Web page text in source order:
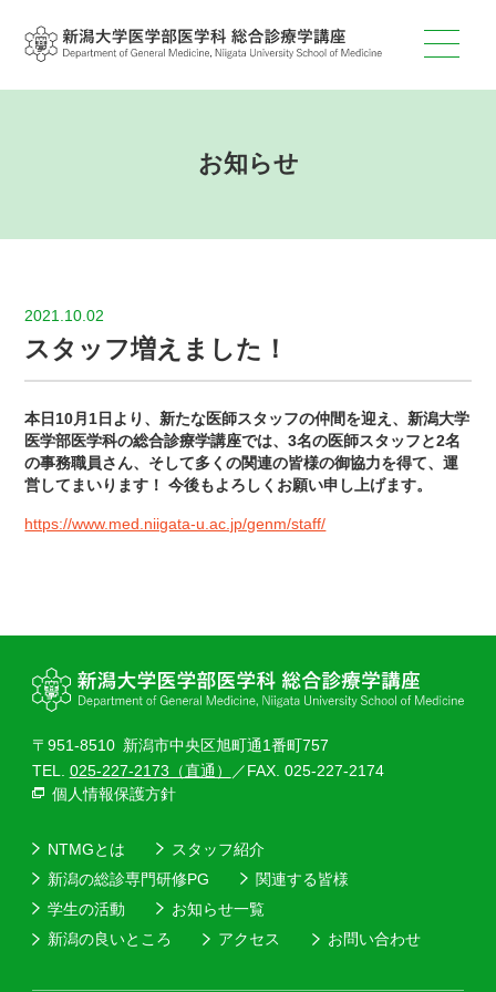
お知らせ
2021.10.02
スタッフ増えました！
本日10月1日より、新たな医師スタッフの仲間を迎え、新潟大学
医学部医学科の総合診療学講座では、3名の医師スタッフと2名
の事務職員さん、そして多くの関連の皆様の御協力を得て、運
営してまいります！ 今後もよろしくお願い申し上げます。
https://www.med.niigata-u.ac.jp/genm/staff/
〒951-8510 新潟市中央区旭町通1番町757
TEL. 025-227-2173（直通）
／FAX. 025-227-2174
個人情報保護方針
NTMGとは
スタッフ紹介
新潟の総診専門研修PG
関連する皆様
学生の活動
お知らせ一覧
新潟の良いところ
アクセス お問い合わせ